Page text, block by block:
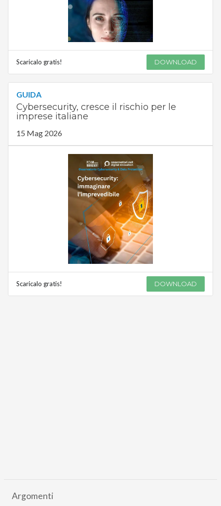
Scaricalo gratis! DOWNLOAD
GUIDA
Cybersecurity, cresce il rischio per le
imprese italiane
15 Mag 2026
Scaricalo gratis! DOWNLOAD
Argomenti